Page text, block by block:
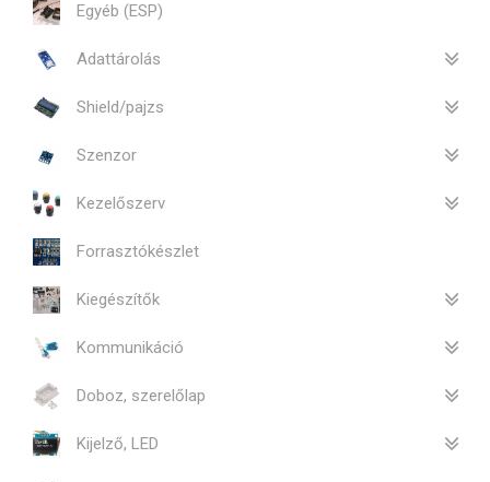
Egyéb (ESP)
Adattárolás
Shield/pajzs
Szenzor
Kezelőszerv
Forrasztókészlet
Kiegészítők
Kommunikáció
Doboz, szerelőlap
Kijelző, LED